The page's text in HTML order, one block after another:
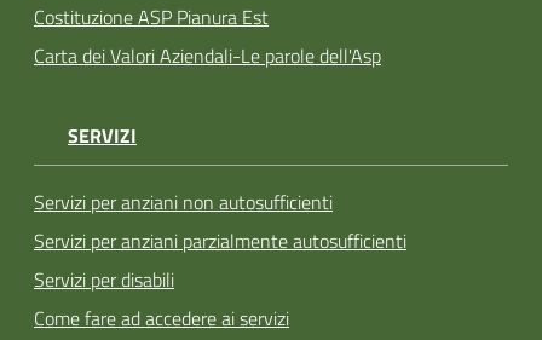
Costituzione ASP Pianura Est
Carta dei Valori Aziendali-Le parole dell'Asp
SERVIZI
Servizi per anziani non autosufficienti
Servizi per anziani parzialmente autosufficienti
Servizi per disabili
Come fare ad accedere ai servizi